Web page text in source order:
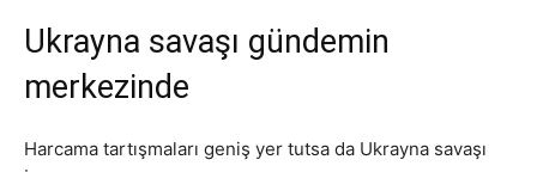
Ukrayna savaşı gündemin
merkezinde
Harcama tartışmaları geniş yer tutsa da Ukrayna savaşı